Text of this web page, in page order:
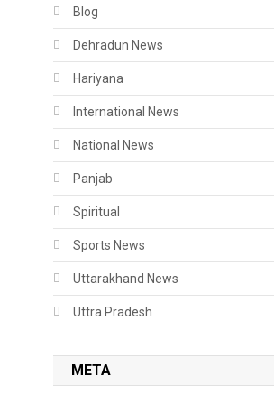
Blog
Dehradun News
Hariyana
International News
National News
Panjab
Spiritual
Sports News
Uttarakhand News
Uttra Pradesh
META